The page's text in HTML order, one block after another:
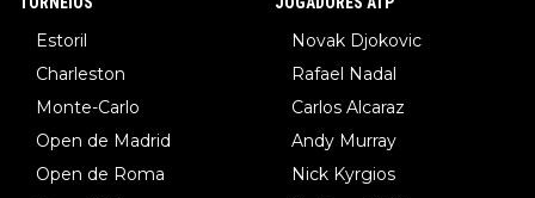
Estoril
Charleston
Monte-Carlo
Open de Madrid
Open de Roma
Novak Djokovic
Rafael Nadal
Carlos Alcaraz
Andy Murray
Nick Kyrgios